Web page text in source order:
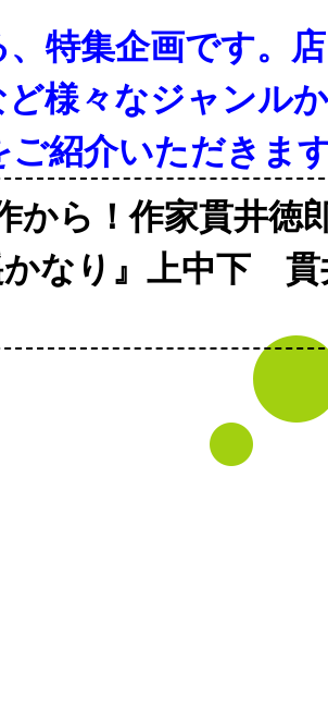
特集企画です。
様々なジャンルか
ご紹介いただきま
から！作家貫井徳
かなり』上中下 貫